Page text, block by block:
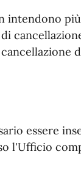
intendono più
essere
l'Ufficio